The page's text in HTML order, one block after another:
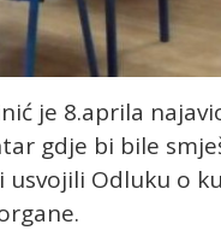
je 8.aprila
gdje bi bile
usvojili Odluku o